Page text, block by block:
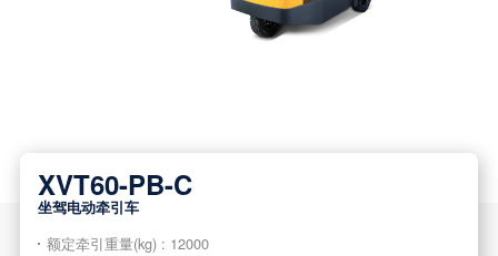
XVT60-PB-C
坐驾电动牵引车
额定牵引重量(kg) : 12000